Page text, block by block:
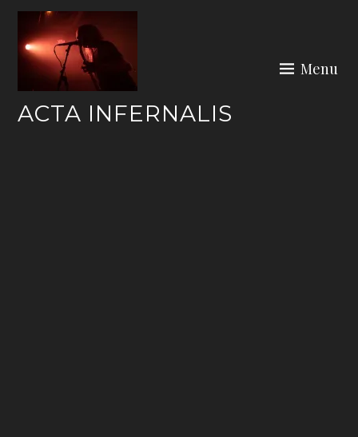
Skip
content
ACTA INFERNALIS
Menu